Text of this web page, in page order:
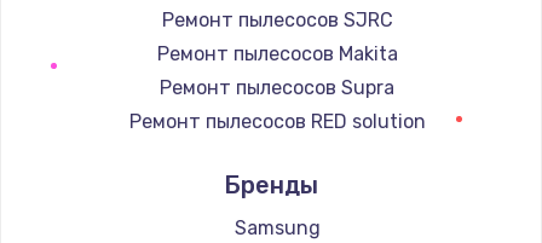
Ремонт пылесосов SJRC
Ремонт пылесосов Makita
Ремонт пылесосов Supra
Ремонт пылесосов RED solution
Ремонт пылесосов lydsto
Ремонт пылесосов Atvel
Бренды
Samsung